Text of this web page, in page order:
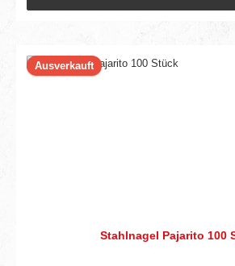
Ausverkauft
Stahlnagel Pajarito 100